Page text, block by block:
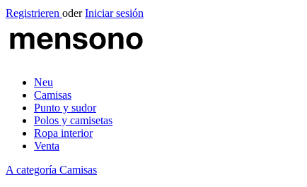
Registrieren oder Iniciar sesión
Neu
Camisas
Punto y sudor
Polos y camisetas
Ropa interior
Venta
A categoría Camisas